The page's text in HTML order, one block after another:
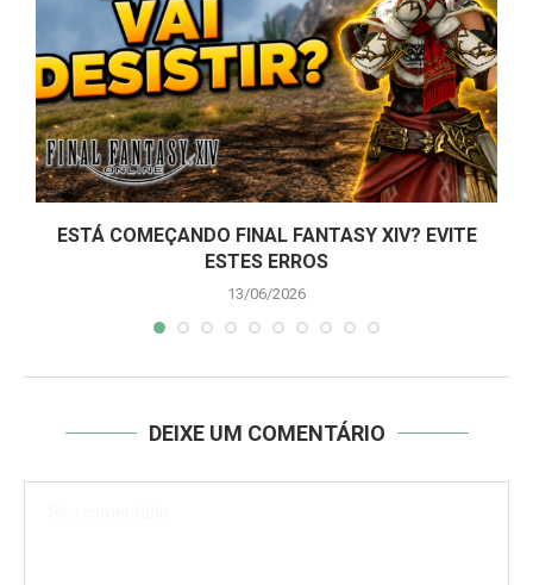
ESTÁ COMEÇANDO FINAL FANTASY XIV? EVITE
ESTES ERROS
13/06/2026
DEIXE UM COMENTÁRIO